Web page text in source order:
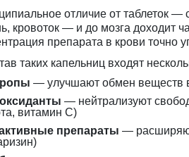
отличие от таблеток —
кровоток — и до мозга доходит
препарата в крови точно
таких капельниц входят
— улучшают обмен веществ в
— нейтрализуют
витамин С)
препараты —